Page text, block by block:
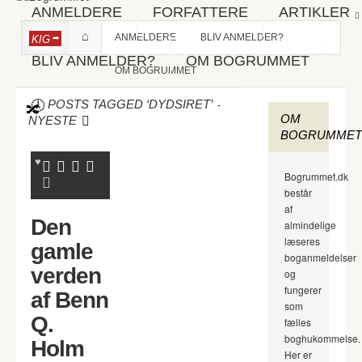
ANMELDERE FORFATTERE ARTIKLER
BLIV ANMELDER? OM BOGRUMMET
KIG ANMELDERE BLIV ANMELDER?
OM BOGRUMMET
POSTS TAGGED ‘DYDSIRET’ -
NYESTE
Den
gamle
verden
af Benn
Q.
Holm
OM
BOGRUMMET
Bogrummet.dk
består
af
almindelige
læseres
boganmeldelser
og
fungerer
som
fælles
boghukommelse.
Her er